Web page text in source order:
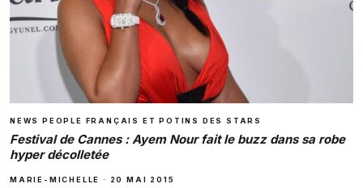
NEWS PEOPLE FRANÇAIS ET POTINS DES STARS
Festival de Cannes : Ayem Nour fait le buzz dans sa robe
hyper décolletée
MARIE-MICHELLE · 20 MAI 2015